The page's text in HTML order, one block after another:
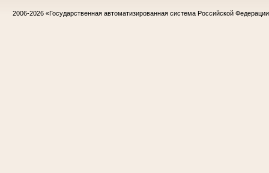
2006-2026 «Государственная автоматизированная система Российской